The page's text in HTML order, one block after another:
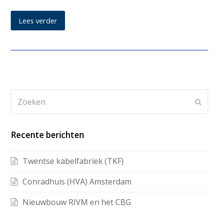
Lees verder
Recente berichten
Twentse kabelfabriek (TKF)
Conradhuis (HVA) Amsterdam
Nieuwbouw RIVM en het CBG